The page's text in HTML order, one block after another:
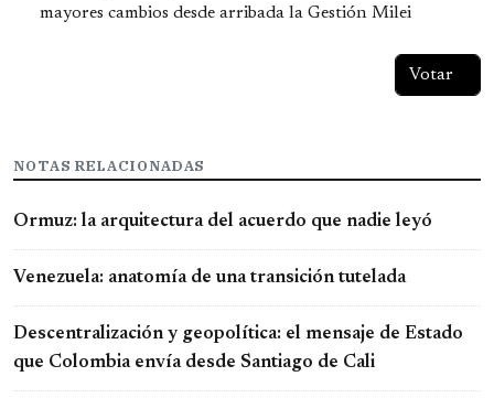
mayores cambios desde arribada la Gestión Milei
NOTAS RELACIONADAS
Ormuz: la arquitectura del acuerdo que nadie leyó
Venezuela: anatomía de una transición tutelada
Descentralización y geopolítica: el mensaje de Estado
que Colombia envía desde Santiago de Cali